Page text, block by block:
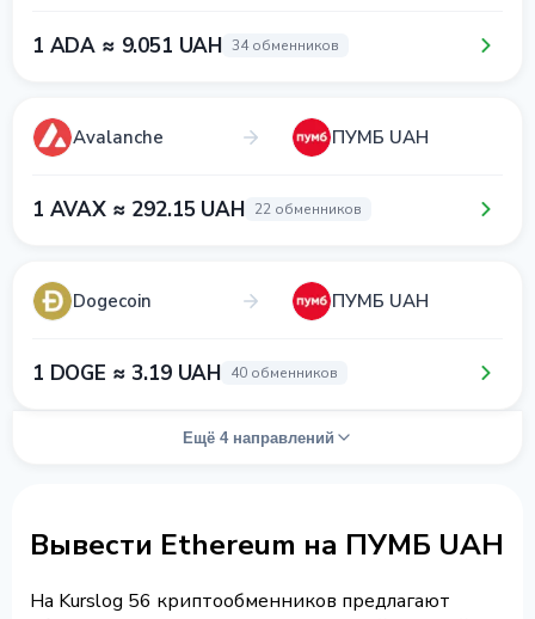
1 ADA ≈ 9.051 UAH 34 обменников
Avalanche ПУМБ UAH
1 AVAX ≈ 292.15 UAH 22 обменников
Dogecoin ПУМБ UAH
1 DOGE ≈ 3.19 UAH 40 обменников
Ещё 4 направлений
Вывести Ethereum на ПУМБ UAH
На Kurslog 56 криптообменников предлагают